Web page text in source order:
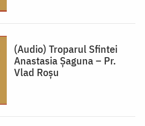
(Audio) Troparul Sfintei
Anastasia Șaguna – Pr.
Vlad Roșu